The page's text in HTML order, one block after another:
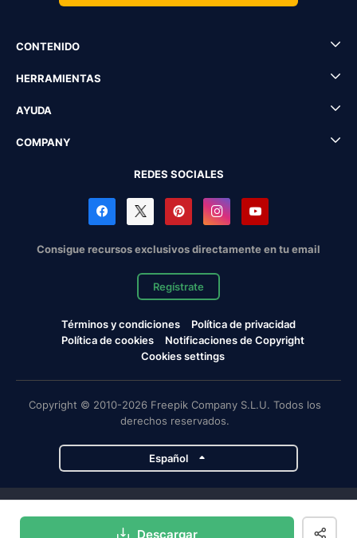
Descargar
CONTENIDO
HERRAMIENTAS
AYUDA
COMPANY
REDES SOCIALES
Consigue recursos exclusivos directamente en tu email
Regístrate
Términos y condiciones
Política de privacidad
Política de cookies
Notificaciones de Copyright
Cookies settings
Copyright © 2010-2026 Freepik Company S.L.U. Todos los
derechos reservados.
Español